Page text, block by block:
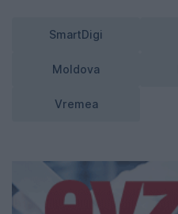
SmartDigi
Moldova
Vremea